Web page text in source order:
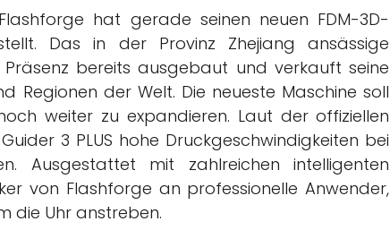
hat gerade seinen neuen FDM-3D-
Das in der Provinz Zhejiang ansässige
bereits ausgebaut und verkauft seine
Regionen der Welt. Die neueste Maschine soll
weiter zu expandieren. Laut der offiziellen
3 PLUS hohe Druckgeschwindigkeiten bei
Ausgestattet mit zahlreichen intelligenten
von Flashforge an professionelle Anwender,
die Uhr anstreben.